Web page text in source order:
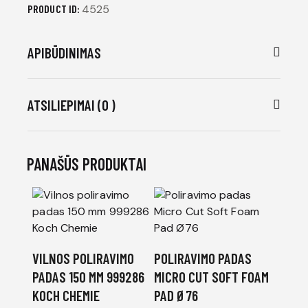
PRODUCT ID: 4525
APIBŪDINIMAS
ATSILIEPIMAI (0 )
PANAŠŪS PRODUKTAI
VILNOS POLIRAVIMO
PADAS 150 MM 999286
KOCH CHEMIE
POLIRAVIMO PADAS
MICRO CUT SOFT FOAM
PAD Ø76